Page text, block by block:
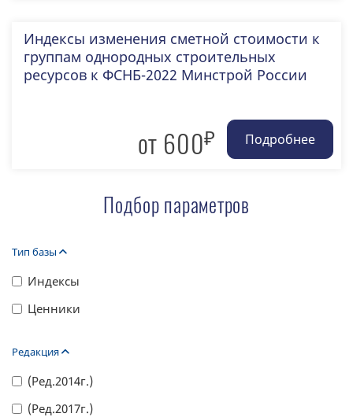
Подбор параметров
Тип базы
Индексы
Ценники
Редакция
(Ред.2014г.)
(Ред.2017г.)
Индексы изменения сметной стоимости к
группам однородных строительных
ресурсов к ФСНБ-2022 Минстрой России
от 600₽